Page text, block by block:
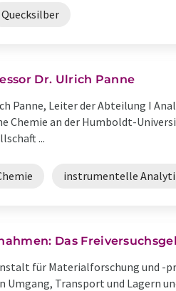
Quecksilber
Dr. Ulrich Panne
Panne, Leiter der Abteilung I
Chemie an der Humboldt-
...
instrumentelle
Das
für Materialforschung und -
Umgang, Transport und Lagern